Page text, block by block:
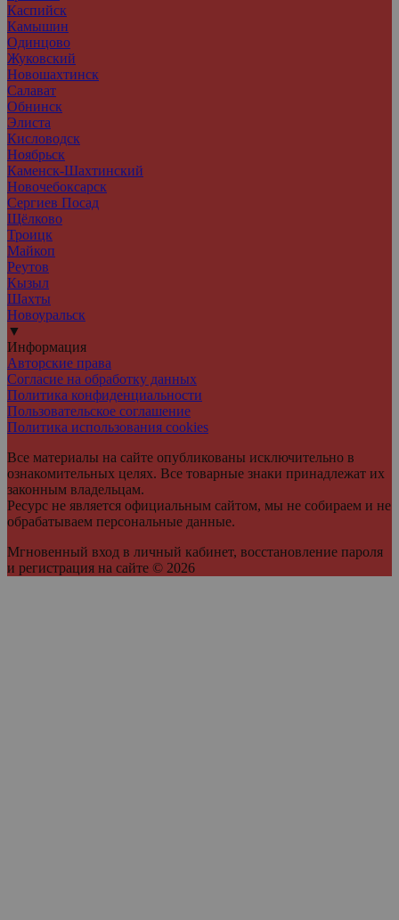
Каспийск
Камышин
Одинцово
Жуковский
Новошахтинск
Салават
Обнинск
Элиста
Кисловодск
Ноябрьск
Каменск-Шахтинский
Новочебоксарск
Сергиев Посад
Щёлково
Троицк
Майкоп
Реутов
Кызыл
Шахты
Новоуральск
▼
Информация
Авторские права
Согласие на обработку данных
Политика конфиденциальности
Пользовательское соглашение
Политика использования cookies
Все материалы на сайте опубликованы исключительно в
ознакомительных целях. Все товарные знаки принадлежат их
законным владельцам.
Ресурс не является официальным сайтом, мы не собираем и не
обрабатываем персональные данные.
Мгновенный вход в личный кабинет, восстановление пароля
и регистрация на сайте © 2026